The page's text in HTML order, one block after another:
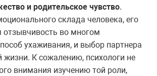
и родительское чувство.
склада человека, его
во многом
ухаживания, и выбор партнера
жизни. К сожалению, психологи не
внимания изучению той роли,